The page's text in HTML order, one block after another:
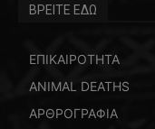
ΒΡΕΙΤΕ ΕΔΩ
ΕΠΙΚΑΙΡΟΤΗΤΑ
ANIMAL DEATHS
ΑΡΘΡΟΓΡΑΦΙΑ